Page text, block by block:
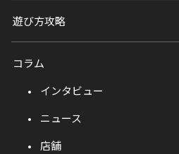
遊び方攻略
コラム
インタビュー
ニュース
店舗